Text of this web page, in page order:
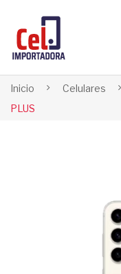
Inicio Celulares
PLUS